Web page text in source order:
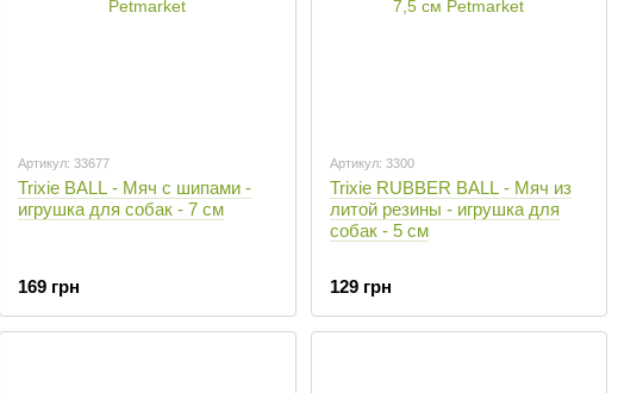
Артикул: 33677
Trixie BALL - Мяч с шипами -
игрушка для собак - 7 см
169 грн
Артикул: 3300
Trixie RUBBER BALL - Мяч из
литой резины - игрушка для
собак - 5 см
129 грн